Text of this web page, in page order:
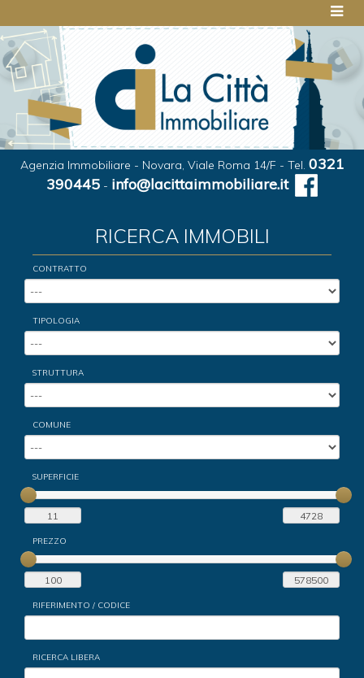
Agenzia Immobiliare - Novara, Viale Roma 14/F - Tel. 0321
390445 - info@lacittaimmobiliare.it
RICERCA IMMOBILI
CONTRATTO
TIPOLOGIA
STRUTTURA
COMUNE
SUPERFICIE
PREZZO
RIFERIMENTO / CODICE
RICERCA LIBERA